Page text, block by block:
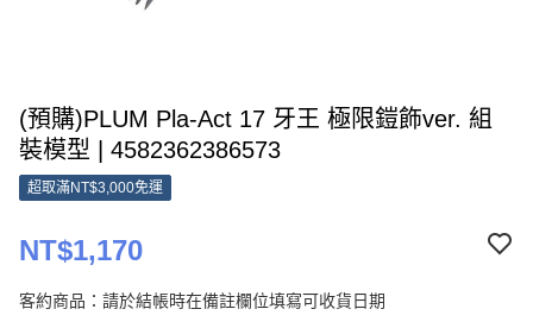
(預購)PLUM Pla-Act 17 牙王 極限鎧飾ver. 組
裝模型 | 4582362386573
超取滿NT$3,000免運
NT$1,170
客約商品：請於結帳時在備註欄位填寫可收貨日期